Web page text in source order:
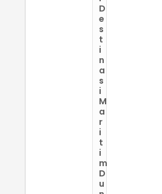
D
e
s
t
i
n
a
s
i
M
a
r
i
t
i
m
D
u